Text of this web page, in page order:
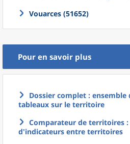
Vouarces (51652)
Pour en savoir plus
Dossier complet : ensemble
tableaux sur le territoire
Comparateur de territoires
d'indicateurs entre territoires